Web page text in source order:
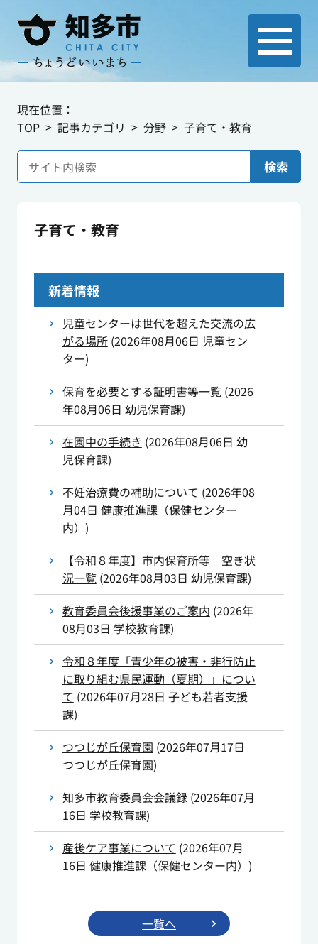
現在位置：
TOP
記事カテゴリ 分野 子育て・教育
検索
子育て・教育
新着情報
児童センターは世代を超えた交流の広
がる場所(2026年08月06日 児童セン
ター)
保育を必要とする証明書等一覧(2026
年08月06日 幼児保育課)
在園中の手続き (2026年08月06日 幼
児保育課)
不妊治療費の補助について (2026年08
月04日 健康推進課（保健センター
内） )
【令和８年度】市内保育所等 空き状
況一覧(2026年08月03日 幼児保育課)
教育委員会後援事業のご案内 (2026年
08月03日 学校教育課)
令和８年度「青少年の被害・非行防止
に取り組む県民運動（夏期）」につい
て (2026年07月28日 子ども若者支援
課)
つつじが丘保育園 (2026年07月17日
つつじが丘保育園)
知多市教育委員会会議録(2026年07月
16日 学校教育課)
産後ケア事業について (2026年07月
16日 健康推進課（保健センター内） )
一覧へ